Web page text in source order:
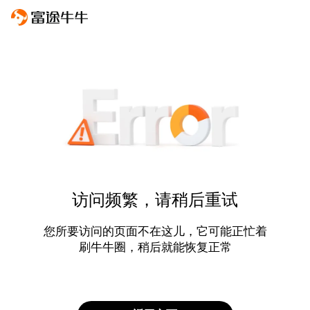
访问频繁，请稍后重试
您所要访问的页面不在这儿，它可能正忙着
刷牛牛圈，稍后就能恢复正常